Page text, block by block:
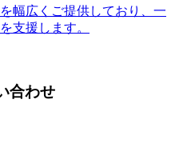
幅広くご提供しており、一
支援します。
合わせ